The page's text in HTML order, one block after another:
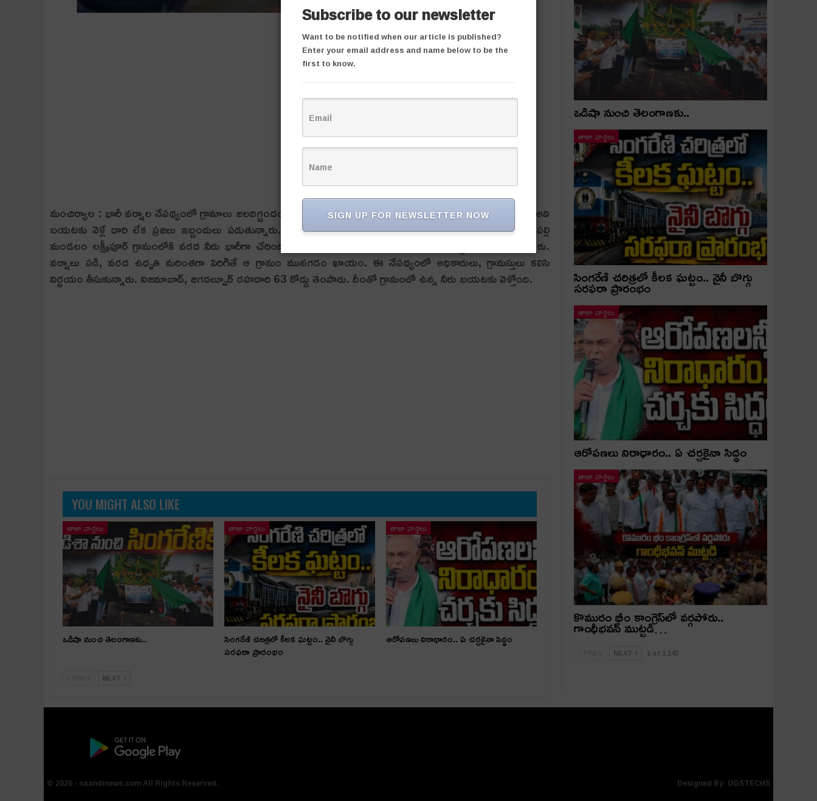
మంచిర్యాల : భారీ వ‌ర్షాల నేప‌థ్యంలో గ్రామాలు జ‌ల‌దిగ్భందంలో చిక్కుకుంటున్నాయి. వ‌ర‌ద నీరు గ్రామాల‌ను చుట్టుముడుతోంది. అవి
బ‌య‌ట‌కు వెళ్లే దారి లేక ప్ర‌జ‌లు ఇబ్బందులు ప‌డుతున్నారు. మూడు రోజులుగా కురుస్తున్న వ‌ర్షాల‌కు మంచిర్యాల జిల్లా కోటపల్లి
మండలం లక్ష్మీపూర్ గ్రామంలోకి వరద నీరు భారీగా చేరింది. ఆ నీరు బ‌య‌ట‌కు వెళ్లే దారి లేక ప్ర‌జ‌లు ఇబ్బందులు ప‌డుతున్నారు.
వ‌ర్షాలు ప‌డి, వ‌ర‌ద ఉధృతి మ‌రింత‌గా పెరిగితే ఆ గ్రామం మున‌గ‌డం ఖాయం. ఈ నేప‌థ్యంలో అధికారులు, గ్రామ‌స్తులు క‌లిసి
నిర్ణ‌యం తీసుకున్నారు. నిజ‌మాబాద్‌, జ‌గ‌ద‌ల్పూర్ ర‌హ‌దారి 63 రోడ్డు తెంపారు. దీంతో గ్రామంలో ఉన్న నీరు బ‌య‌ట‌కు వెళ్తోంది.
YOU MIGHT ALSO LIKE
తాజా వార్తలు
ఒడిషా నుంచి తెలంగాణ‌కు..
తాజా వార్తలు
సింగరేణి చరిత్రలో కీలక ఘట్టం.. నైనీ బొగ్గు
సరఫరా ప్రారంభం
తాజా వార్తలు
ఆరోపణలు నిరాధారం.. ఏ చర్చకైనా సిద్ధం
NEXT
ఒడిషా నుంచి తెలంగాణ‌కు..
తాజా వార్తలు
సింగరేణి చరిత్రలో కీలక ఘట్టం.. నైనీ బొగ్గు
సరఫరా ప్రారంభం
తాజా వార్తలు
ఆరోపణలు నిరాధారం.. ఏ చర్చకైనా సిద్ధం
తాజా వార్తలు
కొమురం భీం కాంగ్రెస్‌లో వర్గపోరు..
గాంధీభవన్ ముట్టడి…
NEXT 1 of 1,143
© 2026 - naandinews.com All Rights Reserved. Designed By: UGSTECHS
Subscribe to our newsletter
Want to be notified when our article is published?
Enter your email address and name below to be the
first to know.
SIGN UP FOR NEWSLETTER NOW